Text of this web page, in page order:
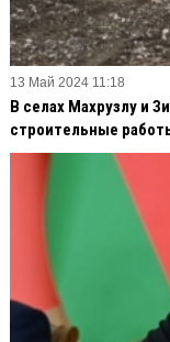
13 Май 2024 11:18
В селах Махрузлу и
строительные